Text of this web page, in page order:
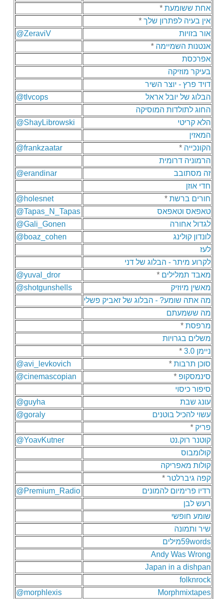
אחת ששומעת *
אין בעיה לפתרון שלך *
אור בזויות
@ZeraviV
אנטנות השמיימה *
אפרכסת
בעיקר מוזיקה
דויד פרץ - יוצר השיר
הבלוג של יובל אראל
@tlvcops
החוג לתולדות המוסיקה
הלא קריטי
@ShayLibrowski
המאזין
הקונכייה *
@frankzaatar
הרמוניה דרומית
זה מסתובב
@erandinar
חדי אוזן
חורים ברשת *
@holesnet
טאפאס וטאפאס
@Tapas_N_Tapas
לגדול אחורה
@Gali_Gonen
לונדון קולינג
@boaz_cohen
לעז
לקרוע מיתר - הבלוג של דני
מאבד תמלילים *
@yuval_dror
מאשין מיוזיק
@shotgunshells
מה אתה שומע? - הבלוג של זאביק פשלי
מה ששמעתם
מרפסת *
משלים בגרויות
ניימן 3.0
*
סוכן תרבות *
@avi_levkovich
סינמסקופ *
@cinemascopian
סיפור כיסוי
עונג שבת
@guyha
עשוי להכיל בוטנים
@goraly
פריק *
קוטנר רוק.נט
@YoavKutner
קולומבוס
קולות מאפריקה
קפה גיברלטר *
רדיו פרימיום להמונים
@Premium_Radio
רעש לבן
שומע חופשי
שיר ותמונה
59wordsמילים
Andy Was Wrong
Japan in a dishpan
folknrock
Morphmixtapes
@morphlexis